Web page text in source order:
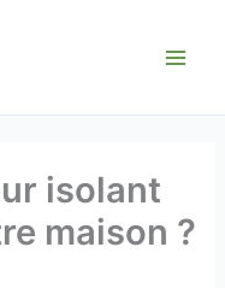
isolant
maison ?